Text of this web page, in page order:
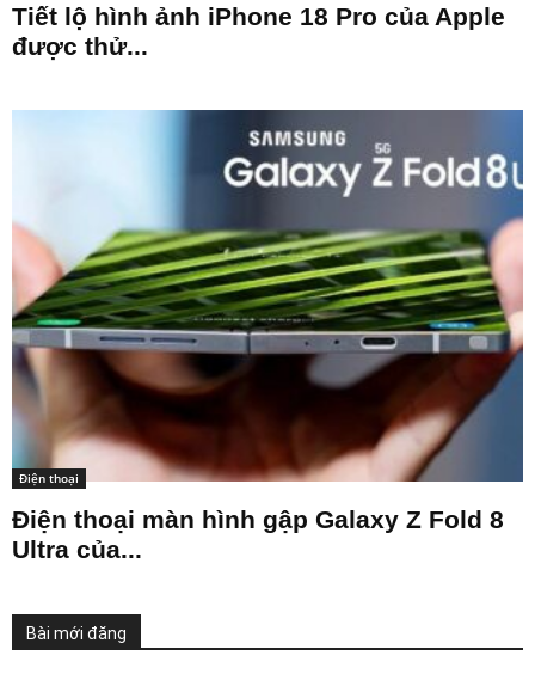
Tiết lộ hình ảnh iPhone 18 Pro của Apple
được thử...
Điện thoại
Điện thoại màn hình gập Galaxy Z Fold 8
Ultra của...
Bài mới đăng